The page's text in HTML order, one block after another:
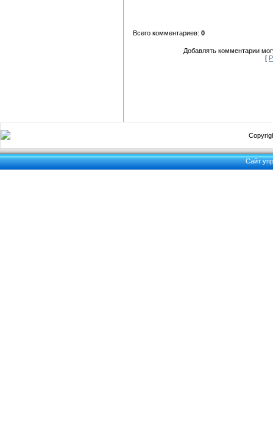
Всего комментариев: 0
Добавлять комментарии
[
Сайт